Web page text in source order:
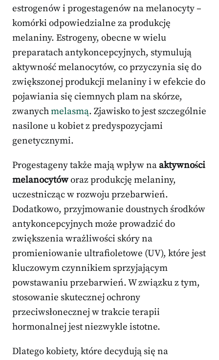
estrogenów i progestagenów na melanocyty –
komórki odpowiedzialne za produkcję
melaniny. Estrogeny, obecne w wielu
preparatach antykoncepcyjnych, stymulują
aktywność melanocytów, co przyczynia się do
zwiększonej produkcji melaniny i w efekcie do
pojawiania się ciemnych plam na skórze,
zwanychmelasmą. Zjawisko to jest szczególnie
nasilone u kobiet z predyspozycjami
genetycznymi.
Progestageny także mają wpływ naaktywności
melanocytóworaz produkcję melaniny,
uczestnicząc w rozwoju przebarwień.
Dodatkowo, przyjmowanie doustnych środków
antykoncepcyjnych może prowadzić do
zwiększenia wrażliwości skóry na
promieniowanie ultrafioletowe (UV), które jest
kluczowym czynnikiem sprzyjającym
powstawaniu przebarwień. W związku z tym,
stosowanie skutecznej ochrony
przeciwsłonecznej w trakcie terapii
hormonalnej jest niezwykle istotne.
Dlatego kobiety, które decydują się na